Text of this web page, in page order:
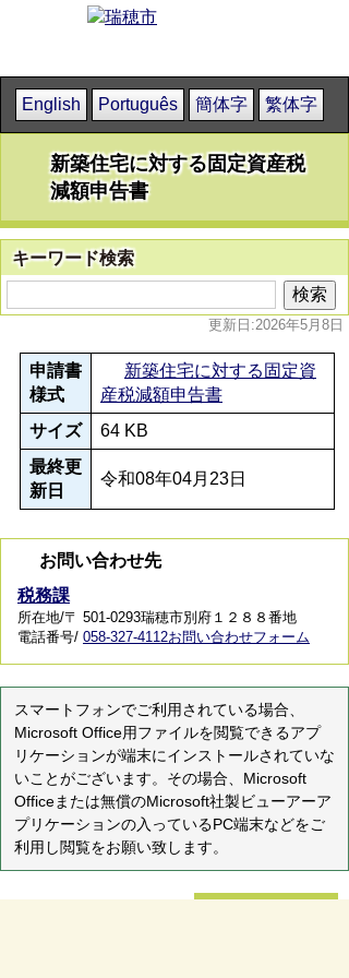
English Português 簡体字 繁体字
新築住宅に対する固定資産税
減額申告書
キーワード検索
更新日:2026年5月8日
申請書
様式
新築住宅に対する固定資
産税減額申告書
サイズ
64 KB
最終更
新日
令和08年04月23日
お問い合わせ先
税務課
所在地/〒 501-0293瑞穂市別府１２８８番地
電話番号/ 058-327-4112お問い合わせフォーム
スマートフォンでご利用されている場合、
Microsoft Office用ファイルを閲覧できるアプ
リケーションが端末にインストールされていな
いことがございます。その場合、Microsoft
Officeまたは無償のMicrosoft社製ビューアーア
プリケーションの入っているPC端末などをご
利用し閲覧をお願い致します。